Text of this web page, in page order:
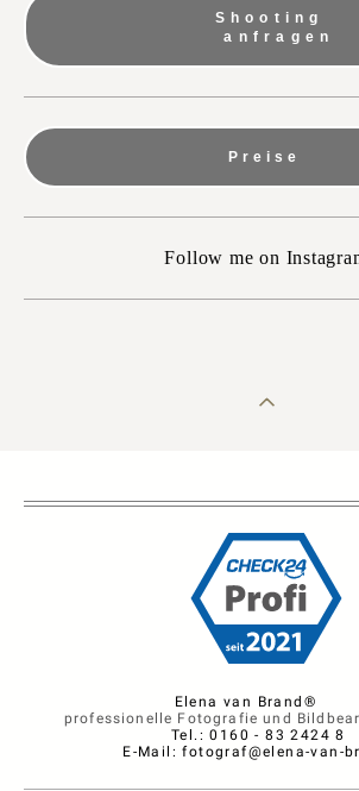
Shooting
anfragen
Preise
Follow me on
Elena van
professionelle Fotografie und
Tel.: 0160 - 83 2424 8
E-Mail: fotograf@elena-van-